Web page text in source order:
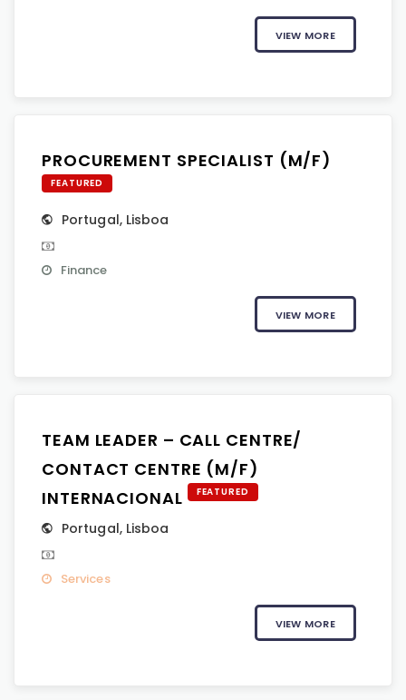
VIEW MORE
PROCUREMENT SPECIALIST (M/F)
FEATURED
Portugal, Lisboa
Finance
VIEW MORE
TEAM LEADER – CALL CENTRE/
CONTACT CENTRE (M/F)
INTERNACIONAL
FEATURED
Portugal, Lisboa
Services
VIEW MORE